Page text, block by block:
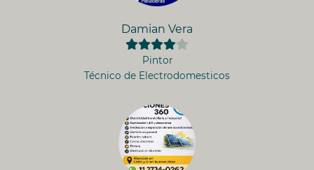
Damian Vera
Pintor
Técnico de Electrodomesticos